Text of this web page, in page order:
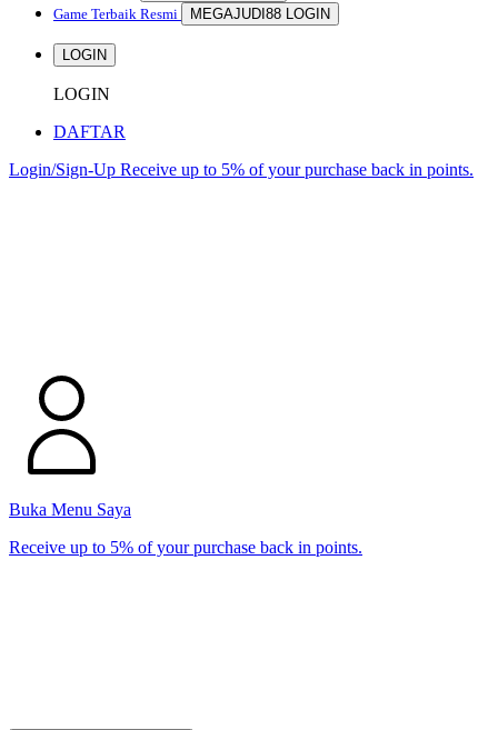
Game Terbaik Resmi
MEGAJUDI88 LOGIN
LOGIN
LOGIN
DAFTAR
Login/Sign-Up Receive up to 5% of your purchase back in points.
Buka Menu Saya
Receive up to 5% of your purchase back in points.